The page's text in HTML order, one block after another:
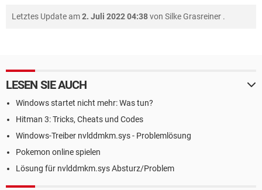
Letztes Update am2. Juli 2022 04:38von Silke Grasreiner .
LESEN SIE AUCH
Windows startet nicht mehr: Was tun?
Hitman 3: Tricks, Cheats und Codes
Windows-Treiber nvlddmkm.sys - Problemlösung
Pokemon online spielen
Lösung für nvlddmkm.sys Absturz/Problem